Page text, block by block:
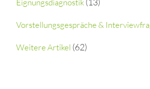
Eignungsdiagnostik
Vorstellungsgespräche &
Weitere Artikel (62)